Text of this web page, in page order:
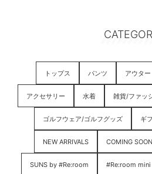
トップス パンツ アウター
アクセサリー 水着 雑貨/ファッ
ゴルフウェア/ゴルフグッズ ギ
NEW ARRIVALS COMING SOON
SUNS by #Re:room #Re:room mini